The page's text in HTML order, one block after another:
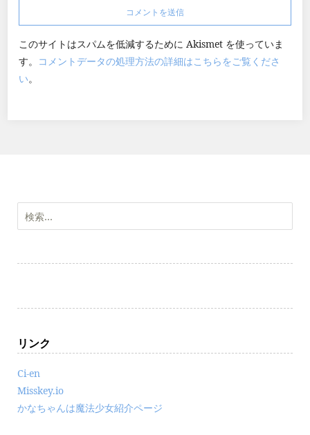
このサイトはスパムを低減するために Akismet を使っていま
す。 コメントデータの処理方法の詳細はこちらをご覧くださ
い。
索:
リンク
Ci-en
Misskey.io
かなちゃんは魔法少女紹介ページ